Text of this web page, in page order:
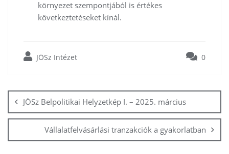
környezet szempontjából is értékes
következtetéseket kínál.
JÖSz Intézet 0
navigáció
JÖSz Belpolitikai Helyzetkép I. – 2025. március
Vállalatfelvásárlási tranzakciók a gyakorlatban